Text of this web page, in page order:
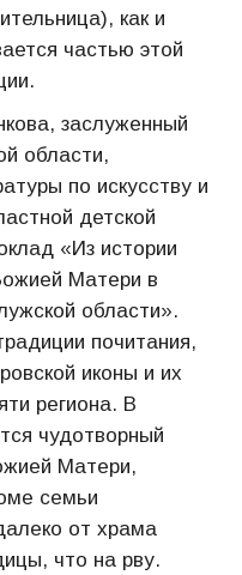
как и
частью этой
заслуженный
области,
по искусству и
детской
«Из истории
Матери в
области».
почитания,
иконы и их
региона. В
чудотворный
Матери,
семьи
от храма
что на рву.